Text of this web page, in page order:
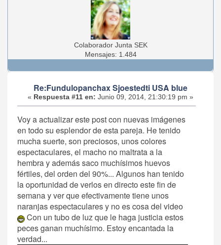
Colaborador Junta SEK
Mensajes: 1.484
Re:Fundulopanchax Sjoestedti USA blue
« Respuesta #11 en: Junio 09, 2014, 21:30:19 pm »
Voy a actualizar este post con nuevas imágenes
en todo su esplendor de esta pareja. He tenido
mucha suerte, son preciosos, unos colores
espectaculares, el macho no maltrata a la
hembra y además saco muchísimos huevos
fértiles, del orden del 90%... Algunos han tenido
la oportunidad de verlos en directo este fin de
semana y ver que efectivamente tiene unos
naranjas espectaculares y no es cosa del video
Con un tubo de luz que le haga justicia estos
peces ganan muchísimo. Estoy encantada la
verdad...